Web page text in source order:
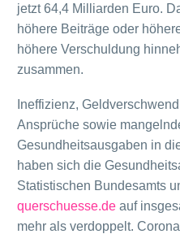
jetzt 64,4 Milliarden Euro.
höhere Beiträge oder
höhere Verschuldung
zusammen.
Ineffizienz,
Ansprüche sowie
Gesundheitsausgaben in
haben sich die
Statistischen Bundesamts
querschuesse.de auf
mehr als verdoppelt.